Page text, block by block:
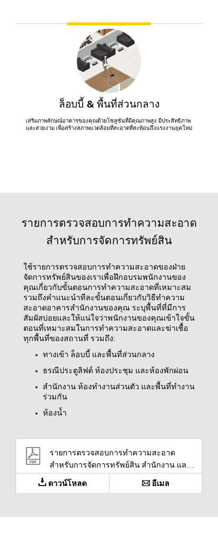
ล็อบบี้ & พื้นที่ส่วนกลาง
เสริมภาพลักษณ์อาคารของคุณด้วยโซลูชันที่มีคุณภาพสูง มีประสิทธิภาพ
และสวยงาม เพื่อสร้างสภาพแวดล้อมที่สะอาดที่สะท้อนถึงแรงงานยุคใหม่
รายการตรวจสอบการทำความสะอาด
สำหรับการจัดการทรัพย์สิน
รายการตรวจสอบการทำความสะอาด
สำหรับการจัดการทรัพย์สิน สำนักงาน และ
BSC
ดาวน์โหลด
อีเมล
ใช้รายการตรวจสอบการทำความสะอาดของฝ่าย
จัดการทรัพย์สินของเราเพื่อฝึกอบรมพนักงานของ
คุณเกี่ยวกับขั้นตอนการทำความสะอาดที่เหมาะสม
รวมถึงคำแนะนำทีละขั้นตอนเกี่ยวกับวิธีทำความ
สะอาดอาคารสำนักงานของคุณ ระบุพื้นที่ที่มีการ
สัมผัสบ่อยและให้แน่ใจว่าพนักงานของคุณเข้าใจขั้น
ตอนที่เหมาะสมในการทำความสะอาดและฆ่าเชื้อ
ทุกพื้นที่ของสถานที่ รวมถึง:
ทางเข้า ล็อบบี้ และพื้นที่ส่วนกลาง
ธรณีประตูลิฟต์ ห้องประชุม และห้องพักผ่อน
สำนักงาน ห้องทำงานส่วนตัว และพื้นที่ทำงาน
ร่วมกัน
ห้องน้ำ